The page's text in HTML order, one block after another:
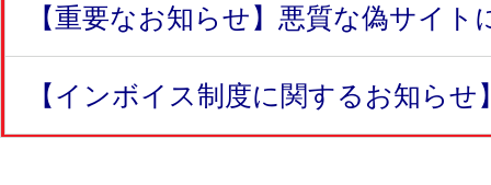
【重要なお知らせ】悪質な偽サイト
【インボイス制度に関するお知らせ